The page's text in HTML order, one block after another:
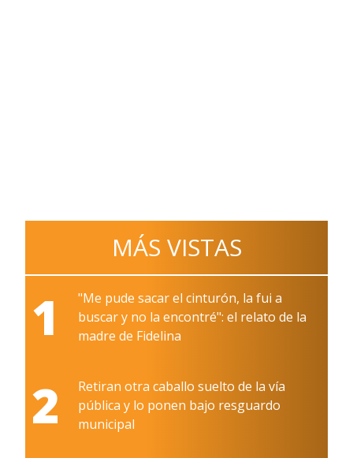
MÁS VISTAS
1
"Me pude sacar el cinturón, la fui a
buscar y no la encontré": el relato de la
madre de Fidelina
2
Retiran otra caballo suelto de la vía
pública y lo ponen bajo resguardo
municipal